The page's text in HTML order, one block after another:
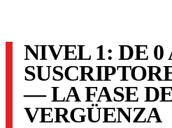
NIVEL 1: DE 0
— LA FASE
VERGÜENZA